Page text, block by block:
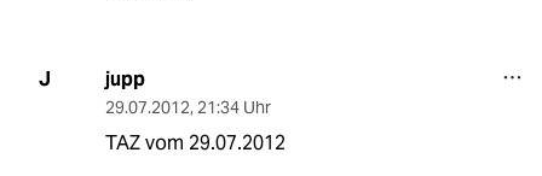
J jupp
29.07.2012, 21:34 Uhr
TAZ vom 29.07.2012